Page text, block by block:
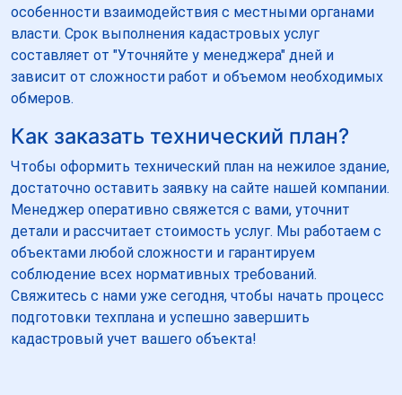
особенности взаимодействия с местными органами
власти. Срок выполнения кадастровых услуг
составляет от "Уточняйте у менеджера" дней и
зависит от сложности работ и объемом необходимых
обмеров.
Как заказать технический план?
Чтобы оформить технический план на нежилое здание,
достаточно оставить заявку на сайте нашей компании.
Менеджер оперативно свяжется с вами, уточнит
детали и рассчитает стоимость услуг. Мы работаем с
объектами любой сложности и гарантируем
соблюдение всех нормативных требований.
Свяжитесь с нами уже сегодня, чтобы начать процесс
подготовки техплана и успешно завершить
кадастровый учет вашего объекта!